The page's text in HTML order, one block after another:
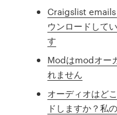
Craigslist
ウンロードして
す
Modはmodオー
れません
オーディオはど
ドしますか？私